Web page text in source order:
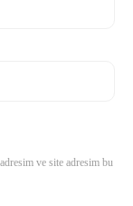
ve site adresim bu